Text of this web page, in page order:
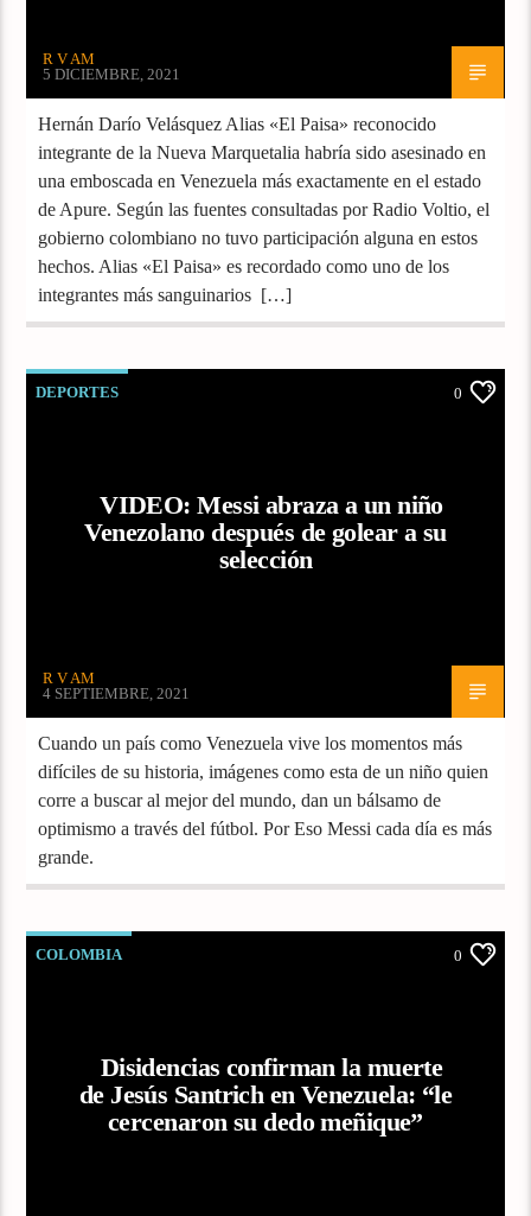
R V AM
5 DICIEMBRE, 2021
Hernán Darío Velásquez Alias «El Paisa» reconocido
integrante de la Nueva Marquetalia habría sido asesinado en
una emboscada en Venezuela más exactamente en el estado
de Apure. Según las fuentes consultadas por Radio Voltio, el
gobierno colombiano no tuvo participación alguna en estos
hechos. Alias «El Paisa» es recordado como uno de los
integrantes más sanguinarios […]
DEPORTES 0
VIDEO: Messi abraza a un niño
Venezolano después de golear a su
selección
R V AM
4 SEPTIEMBRE, 2021
Cuando un país como Venezuela vive los momentos más
difíciles de su historia, imágenes como esta de un niño quien
corre a buscar al mejor del mundo, dan un bálsamo de
optimismo a través del fútbol. Por Eso Messi cada día es más
grande.
COLOMBIA 0
Disidencias confirman la muerte
de Jesús Santrich en Venezuela: “le
cercenaron su dedo meñique”